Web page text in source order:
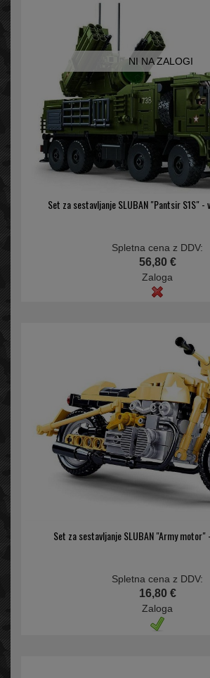
NI NA ZALOGI
Set za sestavljanje SLUBAN "Pantsir S1S" -
Spletna cena z DDV:
56,80 €
Zaloga
Set za sestavljanje SLUBAN "Army
Spletna cena z DDV:
16,80 €
Zaloga